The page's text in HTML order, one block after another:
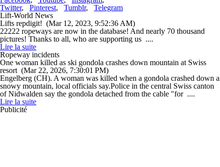
Twitter, Pinterest, Tumblr, Telegram
Lift-World News
Lifts repdigit! (Mar 12, 2023, 9:52:36 AM)
22222 ropeways are now in the database! And nearly 70 thousand
pictures! Thanks to all, who are supporting us ....
Lire la suite
Ropeway incidents
One woman killed as ski gondola crashes down mountain at Swiss
resort (Mar 22, 2026, 7:30:01 PM)
Engelberg (CH). A woman was killed when a gondola crashed down a
snowy mountain, local officials say.Police in the central Swiss canton
of Nidwalden say the gondola detached from the cable "for ....
Lire la suite
Publicité